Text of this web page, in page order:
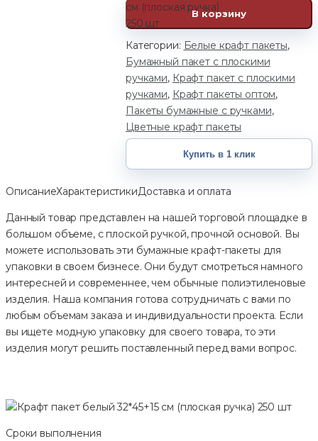
см (плоская ручка)
250 шт
В корзину
Категории: Белые крафт пакеты,
Бумажный пакет с плоскими
ручками, Крафт пакет с плоскими
ручками, Крафт пакеты оптом,
Пакеты бумажные с ручками,
Цветные крафт пакеты
Купить в 1 клик
ОписаниеХарактеристикиДоставка и оплата
Данный товар представлен на нашей торговой площадке в
большом объеме, с плоской ручкой, прочной основой. Вы
можете использовать эти бумажные крафт-пакеты для
упаковки в своем бизнесе. Они будут смотреться намного
интересней и современнее, чем обычные полиэтиленовые
изделия. Наша компания готова сотрудничать с вами по
любым объемам заказа и индивидуальности проекта. Если
вы ищете модную упаковку для своего товара, то эти
изделия могут решить поставленный перед вами вопрос.
Сроки выполнения